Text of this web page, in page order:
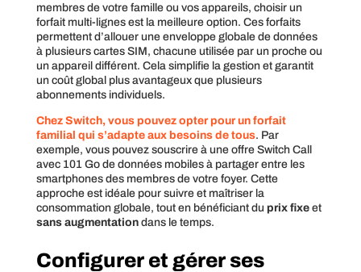
membres de votre famille ou vos appareils, choisir un
forfait multi-lignes est la meilleure option. Ces forfaits
permettent d’allouer une enveloppe globale de données
à plusieurs cartes SIM, chacune utilisée par un proche ou
un appareil différent. Cela simplifie la gestion et garantit
un coût global plus avantageux que plusieurs
abonnements individuels.
Chez Switch, vous pouvez opter pour un forfait
familial qui s’adapte aux besoins de tous. Par
exemple, vous pouvez souscrire à une offre Switch Call
avec 101 Go de données mobiles à partager entre les
smartphones des membres de votre foyer. Cette
approche est idéale pour suivre et maîtriser la
consommation globale, tout en bénéficiant du prix fixeet
sans augmentationdans le temps.
Configurer et gérer ses